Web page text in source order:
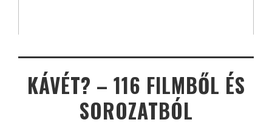
KÁVÉT? – 116 FILMBŐL ÉS
SOROZATBÓL